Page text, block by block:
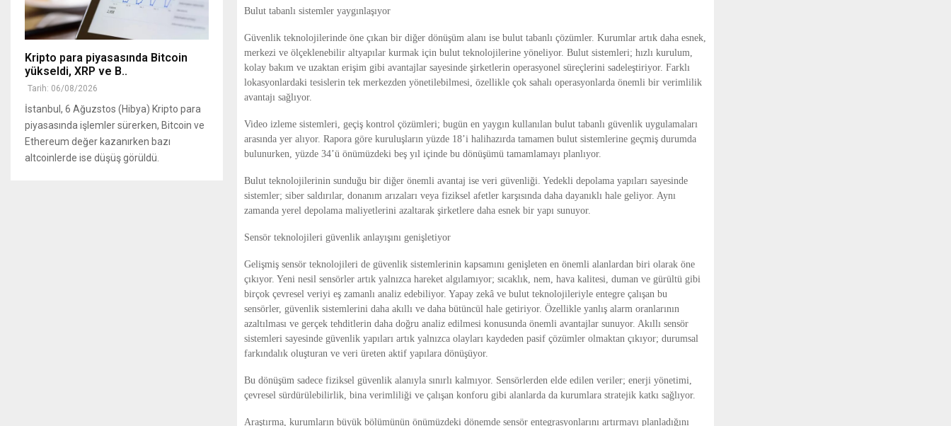
Bulut tabanlı sistemler yaygınlaşıyor
Güvenlik teknolojilerinde öne çıkan bir diğer dönüşüm alanı ise bulut tabanlı çözümler. Kurumlar artık daha esnek,
merkezi ve ölçeklenebilir altyapılar kurmak için bulut teknolojilerine yöneliyor. Bulut sistemleri; hızlı kurulum,
kolay bakım ve uzaktan erişim gibi avantajlar sayesinde şirketlerin operasyonel süreçlerini sadeleştiriyor. Farklı
lokasyonlardaki tesislerin tek merkezden yönetilebilmesi, özellikle çok sahalı operasyonlarda önemli bir verimlilik
avantajı sağlıyor.
Video izleme sistemleri, geçiş kontrol çözümleri; bugün en yaygın kullanılan bulut tabanlı güvenlik uygulamaları
arasında yer alıyor. Rapora göre kuruluşların yüzde 18’i halihazırda tamamen bulut sistemlerine geçmiş durumda
bulunurken, yüzde 34’ü önümüzdeki beş yıl içinde bu dönüşümü tamamlamayı planlıyor.
Bulut teknolojilerinin sunduğu bir diğer önemli avantaj ise veri güvenliği. Yedekli depolama yapıları sayesinde
sistemler; siber saldırılar, donanım arızaları veya fiziksel afetler karşısında daha dayanıklı hale geliyor. Aynı
zamanda yerel depolama maliyetlerini azaltarak şirketlere daha esnek bir yapı sunuyor.
Sensör teknolojileri güvenlik anlayışını genişletiyor
Gelişmiş sensör teknolojileri de güvenlik sistemlerinin kapsamını genişleten en önemli alanlardan biri olarak öne
çıkıyor. Yeni nesil sensörler artık yalnızca hareket algılamıyor; sıcaklık, nem, hava kalitesi, duman ve gürültü gibi
birçok çevresel veriyi eş zamanlı analiz edebiliyor. Yapay zekâ ve bulut teknolojileriyle entegre çalışan bu
sensörler, güvenlik sistemlerini daha akıllı ve daha bütüncül hale getiriyor. Özellikle yanlış alarm oranlarının
azaltılması ve gerçek tehditlerin daha doğru analiz edilmesi konusunda önemli avantajlar sunuyor. Akıllı sensör
sistemleri sayesinde güvenlik yapıları artık yalnızca olayları kaydeden pasif çözümler olmaktan çıkıyor; durumsal
farkındalık oluşturan ve veri üreten aktif yapılara dönüşüyor.
Bu dönüşüm sadece fiziksel güvenlik alanıyla sınırlı kalmıyor. Sensörlerden elde edilen veriler; enerji yönetimi,
çevresel sürdürülebilirlik, bina verimliliği ve çalışan konforu gibi alanlarda da kurumlara stratejik katkı sağlıyor.
Araştırma, kurumların büyük bölümünün önümüzdeki dönemde sensör entegrasyonlarını artırmayı planladığını
Kripto para piyasasında Bitcoin
yükseldi, XRP ve B..
Tarih: 06/08/2026
İstanbul, 6 Ağuzstos (Hibya) Kripto para
piyasasında işlemler sürerken, Bitcoin ve
Ethereum değer kazanırken bazı
altcoinlerde ise düşüş görüldü.